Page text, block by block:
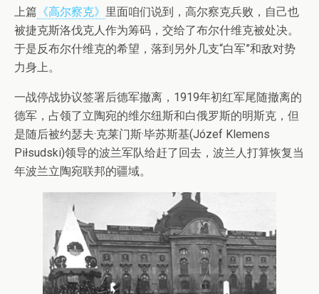
上篇 《高尔察克》 里面咱们说到，高尔察克兵败，自己也
被捷克斯洛伐克人作为筹码，交给了布尔什维克被处决。
于是反布尔什维克的希望，落到另外几支“白军”和敌对势
力身上。
一战停战协议签署后德军撤离，1919年初红军尾随撤离的
德军，占领了立陶宛的维尔纽斯和白俄罗斯的明斯克，但
是随后被约瑟夫·克莱门斯·毕苏斯基(Józef Klemens
Piłsudski)领导的波兰军队给赶了回去，波兰人打算恢复当
年波兰立陶宛联邦的疆域。